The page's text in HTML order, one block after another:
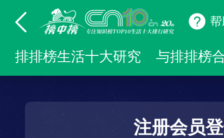
排排榜生活十大研究 与排排榜
注册会员